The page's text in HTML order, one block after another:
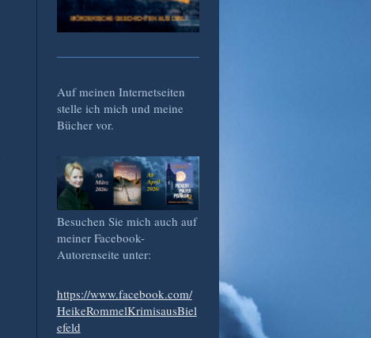
Auf meinen Internetseiten
stelle ich mich und meine
Bücher vor.
Besuchen Sie mich auch auf
meiner Facebook-
Autorenseite unter:
https://www.facebook.com/
HeikeRommelKrimisausBiel
efeld